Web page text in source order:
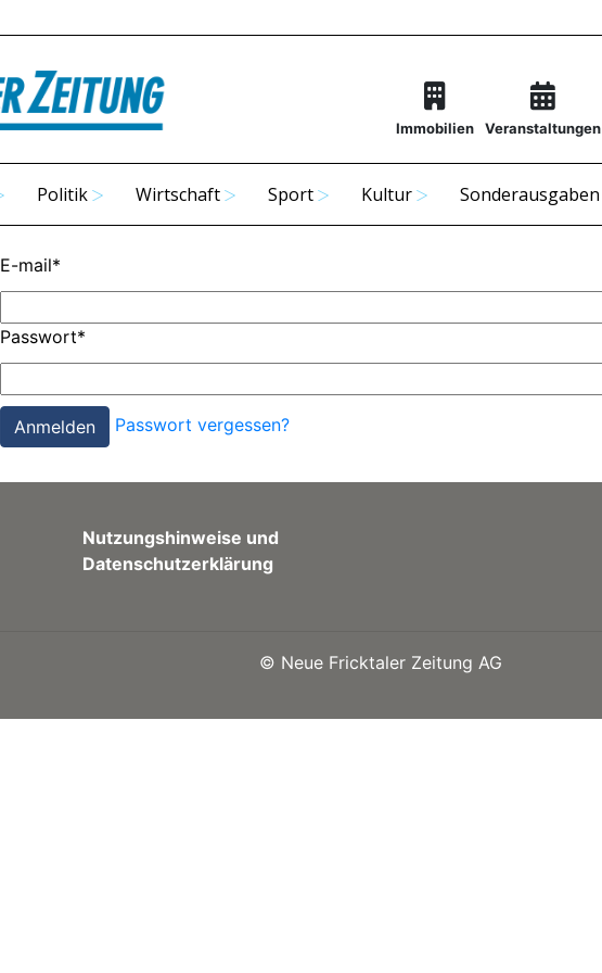
Immobilien Veranstaltungen
Politik Wirtschaft Sport Kultur Sonderausgaben
E-mail*
Passwort*
Passwort vergessen?
Nutzungshinweise und
Datenschutzerklärung
© Neue Fricktaler Zeitung AG